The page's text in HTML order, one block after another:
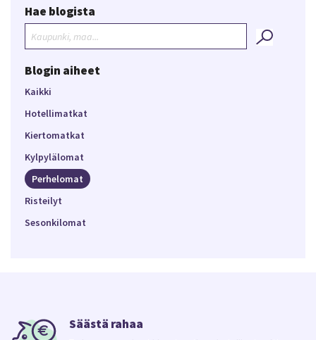
Hae blogista
Blogin aiheet
Kaikki
Hotellimatkat
Kiertomatkat
Kylpylälomat
Perhelomat
Risteilyt
Sesonkilomat
Säästä rahaa